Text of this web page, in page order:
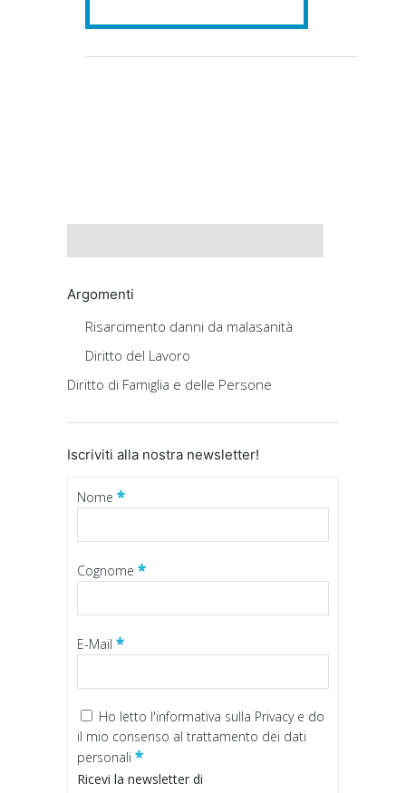
Argomenti
Risarcimento danni da malasanità
Diritto del Lavoro
Diritto di Famiglia e delle Persone
Iscriviti alla nostra newsletter!
Nome *
Cognome *
E-Mail *
Ho letto l'informativa sulla Privacy e do
il mio consenso al trattamento dei dati
personali *
Ricevi la newsletter di